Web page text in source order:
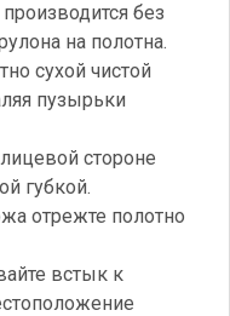
без
на полотна.
сухой чистой
пузырьки
стороне
губкой.
отрежте полотно
встык к